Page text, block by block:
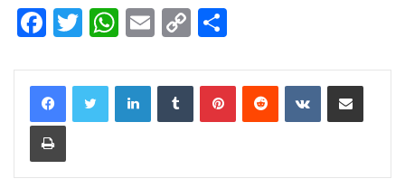
F
a
c
e
b
o
T
w
itt
er
W
h
a
ts
p
E
m
ai
C
o
p
n
ar
LinkedInTumblrPinterestReddit VKontakteShare via Email
Print